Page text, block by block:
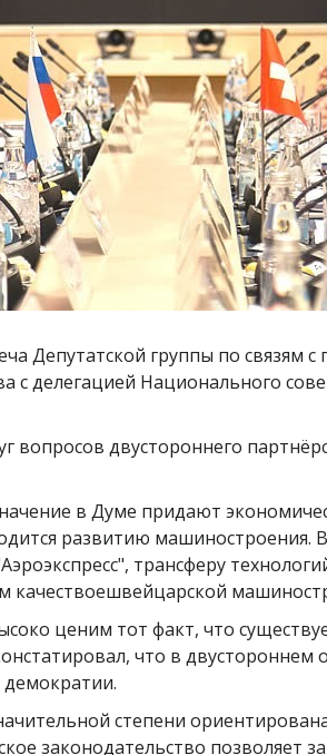
Депутатской группы по
c делегацией Национального
вопросов двустороннего
в Думе придают
развитию машиностроения.
трансферу
качествоешвейцарской
ценим тот факт, что
что в двустороннем
демократии.
степени
законодательство